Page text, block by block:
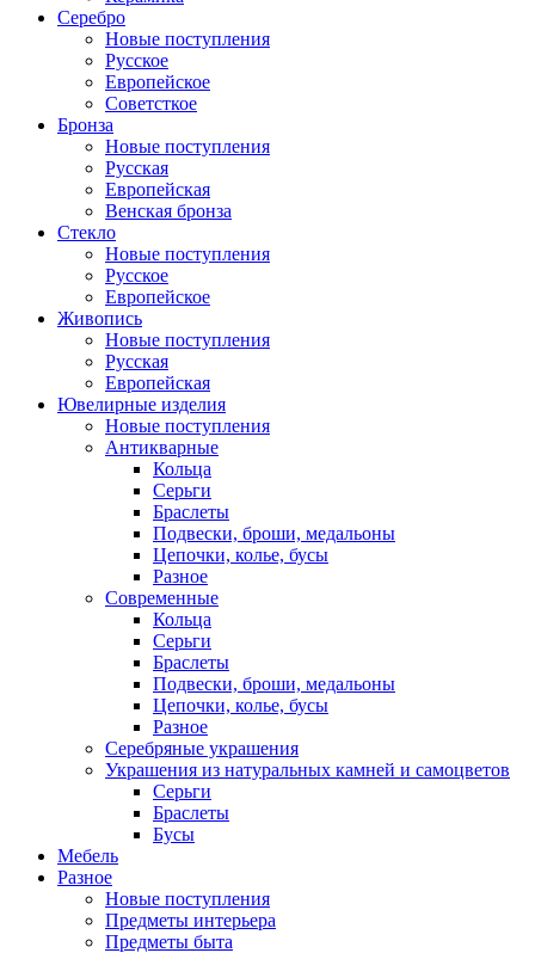
Серебро
Новые поступления
Русское
Европейское
Советсткое
Бронза
Новые поступления
Русская
Европейская
Венская бронза
Стекло
Новые поступления
Русское
Европейское
Живопись
Новые поступления
Русская
Европейская
Ювелирные изделия
Новые поступления
Антикварные
Кольца
Серьги
Браслеты
Подвески, броши, медальоны
Цепочки, колье, бусы
Разное
Современные
Кольца
Серьги
Браслеты
Подвески, броши, медальоны
Цепочки, колье, бусы
Разное
Серебряные украшения
Украшения из натуральных камней и самоцветов
Серьги
Браслеты
Бусы
Мебель
Разное
Новые поступления
Предметы интерьера
Предметы быта